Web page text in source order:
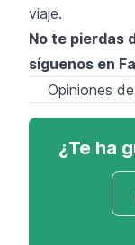
viaje.
No te pierdas
síguenos en
Opiniones
¿Te ha